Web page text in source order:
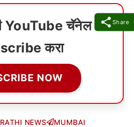
Share
YouTube चॅनेल
करा
NOW
NEWS
MUMBAI